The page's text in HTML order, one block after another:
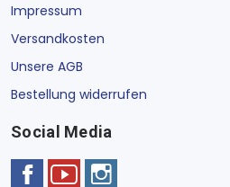
Impressum
Versandkosten
Unsere AGB
Bestellung widerrufen
Social Media